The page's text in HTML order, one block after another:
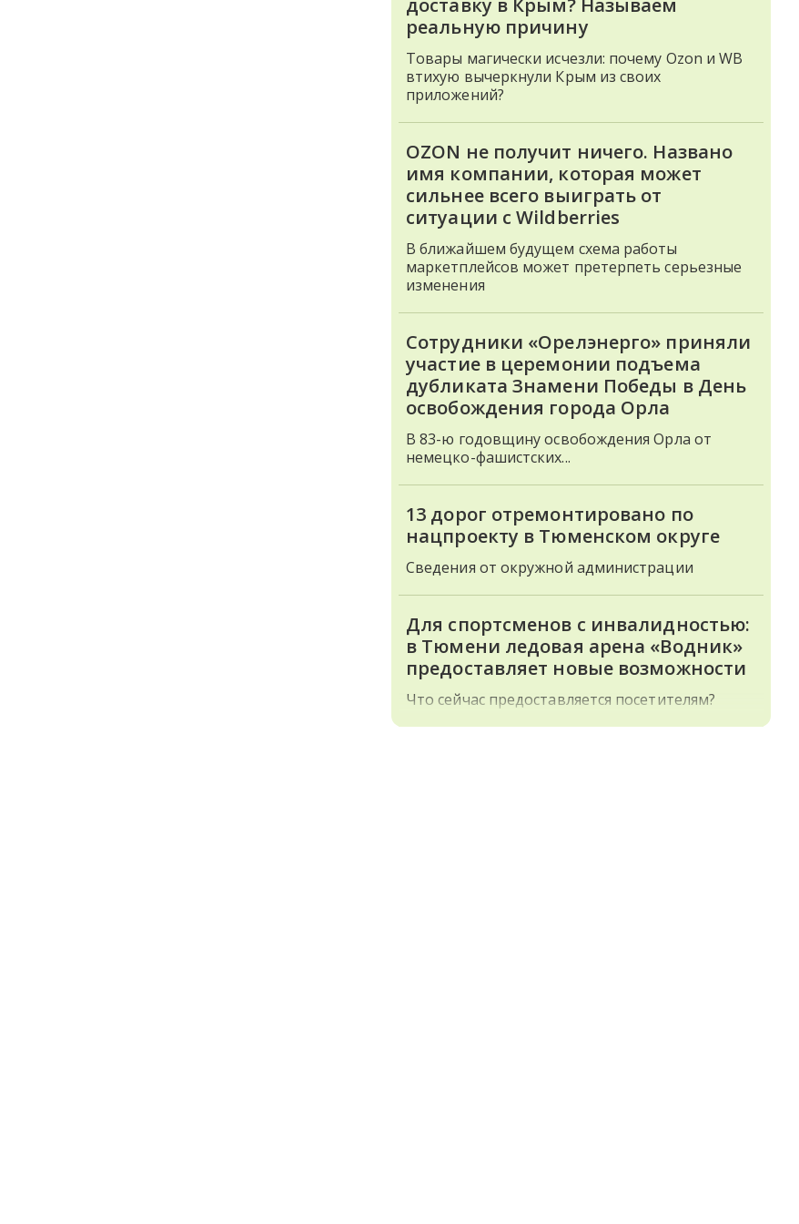
реальную причину
Товары магически исчезли: почему Ozon и WB
втихую вычеркнули Крым из своих
приложений?
OZON не получит ничего. Названо
имя компании, которая может
сильнее всего выиграть от
ситуации с Wildberries
В ближайшем будущем схема работы
маркетплейсов может претерпеть серьезные
изменения
Сотрудники «Орелэнерго» приняли
участие в церемонии подъема
дубликата Знамени Победы в День
освобождения города Орла
В 83-ю годовщину освобождения Орла от
немецко-фашистских...
13 дорог отремонтировано по
нацпроекту в Тюменском округе
Сведения от окружной администрации
Для спортсменов с инвалидностью:
в Тюмени ледовая арена «Водник»
предоставляет новые возможности
Что сейчас предоставляется посетителям?